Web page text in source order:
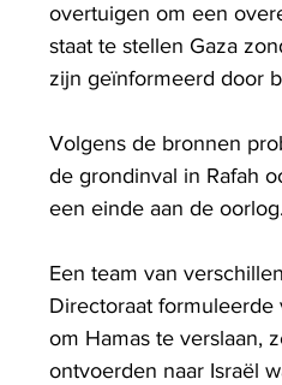
overtuigen om een
staat te stellen Gaza
zijn geïnformeerd door
Volgens de bronnen
de grondinval in Rafah
een einde aan de oorlog.
Een team van
Directoraat
om Hamas te verslaan,
ontvoerden naar Israël